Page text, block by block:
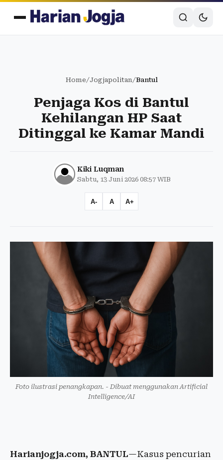
Home/Jogjapolitan/Bantul
Penjaga Kos di Bantul
Kehilangan HP Saat
Ditinggal ke Kamar Mandi
Kiki Luqman
Sabtu, 13 Juni 2026 08:57 WIB
A- A A+
Foto ilustrasi penangkapan. - Dibuat menggunakan Artificial
Intelligence/AI
Harianjogja.com, BANTUL—Kasus pencurian